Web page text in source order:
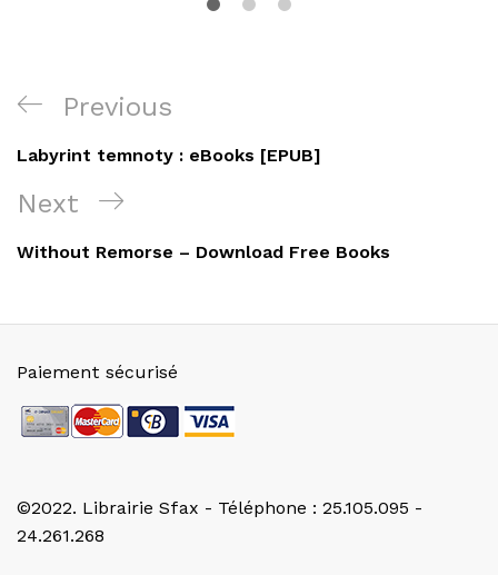
Navigation
de
l’article
Previous
Post
Previous
Labyrint temnoty : eBooks [EPUB]
Next
Post
Next
Without Remorse – Download Free Books
©2022. Librairie Sfax - Téléphone : 25.105.095 -
24.261.268
Paiement sécurisé